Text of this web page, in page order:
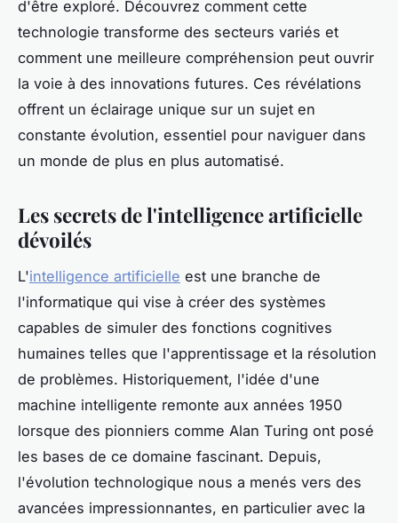
d'être exploré. Découvrez comment cette
technologie transforme des secteurs variés et
comment une meilleure compréhension peut ouvrir
la voie à des innovations futures. Ces révélations
offrent un éclairage unique sur un sujet en
constante évolution, essentiel pour naviguer dans
un monde de plus en plus automatisé.
Les secrets de l'intelligence artificielle
dévoilés
L'intelligence artificielle est une branche de
l'informatique qui vise à créer des systèmes
capables de simuler des fonctions cognitives
humaines telles que l'apprentissage et la résolution
de problèmes. Historiquement, l'idée d'une
machine intelligente remonte aux années 1950
lorsque des pionniers comme Alan Turing ont posé
les bases de ce domaine fascinant. Depuis,
l'évolution technologique nous a menés vers des
avancées impressionnantes, en particulier avec la